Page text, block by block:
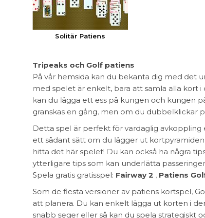
Solitär Patiens
Tripeaks och Golf patiens
På vår hemsida kan du bekanta dig med det
med spelet är enkelt, bara att samla alla kort
kan du lägga ett ess på kungen och kungen
granskas en gång, men om du dubbelklickar
Detta spel är perfekt för vardaglig
ett sådant sätt om du lägger ut
hitta det här spelet! Du kan också ha några
ytterligare tips som kan underlätta
Spela gratis gratisspel: Fairway 2 , Patiens
Som de flesta versioner av patiens kortspel,
att planera. Du kan enkelt lägga ut korten i
snabb seger eller så kan du spela strategiskt